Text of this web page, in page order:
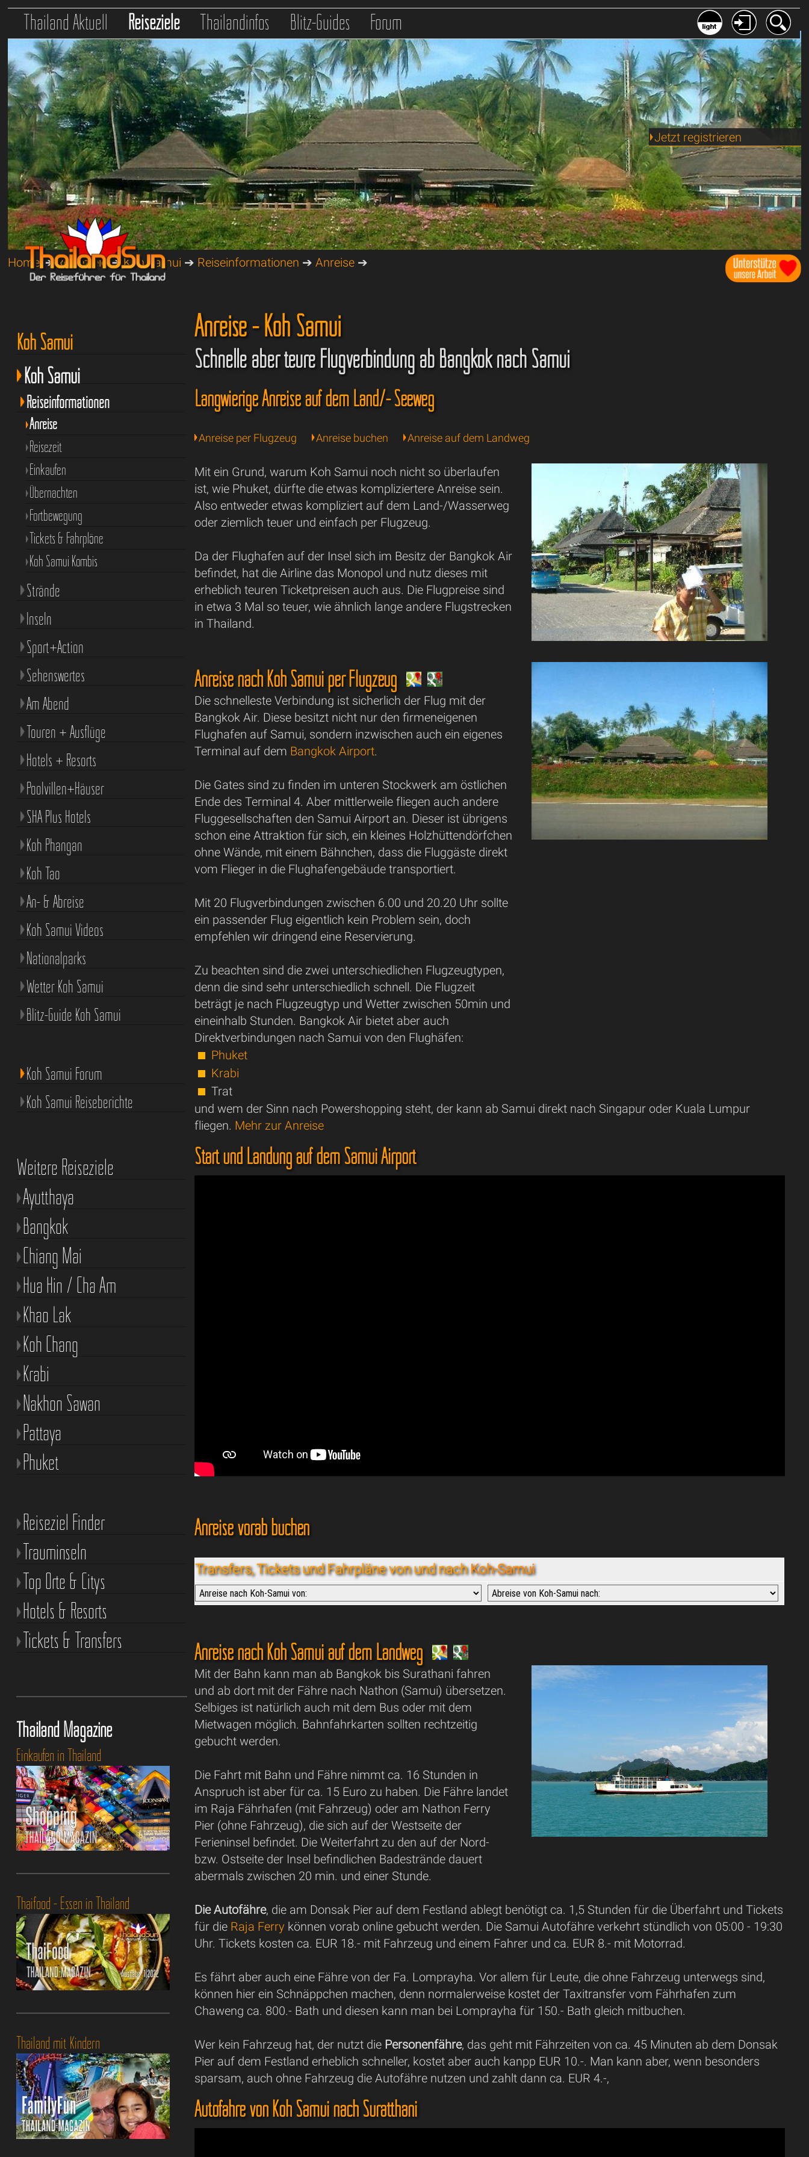
Thailand Aktuell Reiseziele Thailandinfos Blitz-Guides Forum
Jetzt registrieren
Home➔Reiseziele➔Koh Samui ➔ Reiseinformationen ➔Anreise ➔
Anreise - Koh Samui
Schnelle aber teure Flugverbindung ab Bangkok nach Samui
Langwierige Anreise auf dem Land/- Seeweg
Anreise per Flugzeug Anreise buchen Anreise auf dem Landweg
Mit ein Grund, warum Koh Samui noch nicht so überlaufen
ist, wie Phuket, dürfte die etwas kompliziertere Anreise sein.
Also entweder etwas kompliziert auf dem Land-/Wasserweg
oder ziemlich teuer und einfach per Flugzeug.
Da der Flughafen auf der Insel sich im Besitz der Bangkok Air
befindet, hat die Airline das Monopol und nutz dieses mit
erheblich teuren Ticketpreisen auch aus. Die Flugpreise sind
in etwa 3 Mal so teuer, wie ähnlich lange andere Flugstrecken
in Thailand.
Anreise nach Koh Samui per Flugzeug
Die schnelleste Verbindung ist sicherlich der Flug mit der
Bangkok Air. Diese besitzt nicht nur den firmeneigenen
Flughafen auf Samui, sondern inzwischen auch ein eigenes
Terminal auf dem Bangkok Airport.
Die Gates sind zu finden im unteren Stockwerk am östlichen
Ende des Terminal 4. Aber mittlerweile fliegen auch andere
Fluggesellschaften den Samui Airport an. Dieser ist übrigens
schon eine Attraktion für sich, ein kleines Holzhüttendörfchen
ohne Wände, mit einem Bähnchen, dass die Fluggäste direkt
vom Flieger in die Flughafengebäude transportiert.
Mit 20 Flugverbindungen zwischen 6.00 und 20.20 Uhr sollte
ein passender Flug eigentlich kein Problem sein, doch
empfehlen wir dringend eine Reservierung.
Zu beachten sind die zwei unterschiedlichen Flugzeugtypen,
denn die sind sehr unterschiedlich schnell. Die Flugzeit
beträgt je nach Flugzeugtyp und Wetter zwischen 50min und
eineinhalb Stunden. Bangkok Air bietet aber auch
Direktverbindungen nach Samui von den Flughäfen:
Phuket
Krabi
Trat
und wem der Sinn nach Powershopping steht, der kann ab Samui direkt nach Singapur oder Kuala Lumpur
fliegen. Mehr zur Anreise
Start und Landung auf dem Samui Airport
Anreise vorab buchen
Transfers, Tickets und Fahrpläne von und nachKoh-Samui
Anreise nach Koh Samui auf dem Landweg
Mit der Bahn kann man ab Bangkok bis Surathani fahren
und ab dort mit der Fähre nach Nathon (Samui) übersetzen.
Selbiges ist natürlich auch mit dem Bus oder mit dem
Mietwagen möglich. Bahnfahrkarten sollten rechtzeitig
gebucht werden.
Die Fahrt mit Bahn und Fähre nimmt ca. 16 Stunden in
Anspruch ist aber für ca. 15 Euro zu haben. Die Fähre landet
im Raja Fährhafen (mit Fahrzeug) oder am Nathon Ferry
Pier (ohne Fahrzeug), die sich auf der Westseite der
Ferieninsel befindet. Die Weiterfahrt zu den auf der Nord-
bzw. Ostseite der Insel befindlichen Badestrände dauert
abermals zwischen 20 min. und einer Stunde.
Die Autofähre, die am Donsak Pier auf dem Festland ablegt benötigt ca. 1,5 Stunden für die Überfahrt und Tickets
für die Raja Ferry können vorab online gebucht werden. Die Samui Autofähre verkehrt stündlich von 05:00 - 19:30
Uhr. Tickets kosten ca. EUR 18.- mit Fahrzeug und einem Fahrer und ca. EUR 8.- mit Motorrad.
Es fährt aber auch eine Fähre von der Fa. Lomprayha. Vor allem für Leute, die ohne Fahrzeug unterwegs sind,
können hier ein Schnäppchen machen, denn normalerweise kostet der Taxitransfer vom Fährhafen zum
Chaweng ca. 800.- Bath und diesen kann man bei Lomprayha für 150.- Bath gleich mitbuchen.
Wer kein Fahrzeug hat, der nutzt die Personenfähre, das geht mit Fährzeiten von ca. 45 Minuten ab dem Donsak
Pier auf dem Festland erheblich schneller, kostet aber auch kanpp EUR 10.-. Man kann aber, wenn besonders
sparsam, auch ohne Fahrzeug die Autofähre nutzen und zahlt dann ca. EUR 4.-,
Autofähre von Koh Samui nach Suratthani
Koh Samui
Koh Samui
Reiseinformationen
Anreise
Reisezeit
Einkaufen
Übernachten
Fortbewegung
Tickets & Fahrpläne
Koh Samui Kombis
Strände
Inseln
Sport+Action
Sehenswertes
Am Abend
Touren + Ausflüge
Hotels + Resorts
Poolvillen+Häuser
SHA Plus Hotels
Koh Phangan
Koh Tao
An- & Abreise
Koh Samui Videos
Nationalparks
Wetter Koh Samui
Blitz-Guide Koh Samui
Koh Samui Forum
Koh Samui Reiseberichte
Weitere Reiseziele
Ayutthaya
Bangkok
Chiang Mai
Hua Hin / Cha Am
Khao Lak
Koh Chang
Krabi
Nakhon Sawan
Pattaya
Phuket
Reiseziel Finder
Trauminseln
Top Orte & Citys
Hotels & Resorts
Tickets & Transfers
Thailand Magazine
Einkaufen in Thailand
Thaifood - Essen in Thailand
Thailand mit Kindern